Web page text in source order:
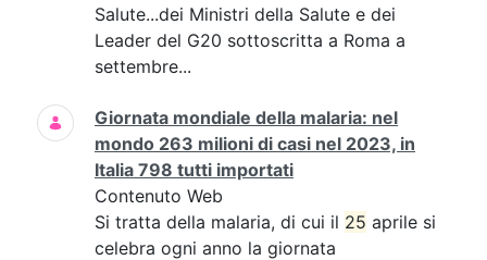
Salute...dei Ministri della Salute e dei
Leader del G20 sottoscritta a Roma a
settembre...
Giornata mondiale della malaria: nel
mondo 263 milioni di casi nel 2023, in
Italia 798 tutti importati
Contenuto Web
Si tratta della malaria, di cui il 25 aprile si
celebra ogni anno la giornata